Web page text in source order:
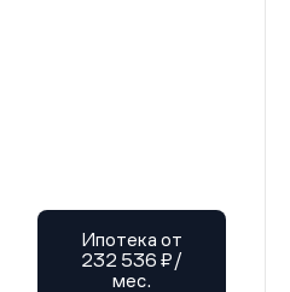
Ипотека от
232 536 ₽/
мес.